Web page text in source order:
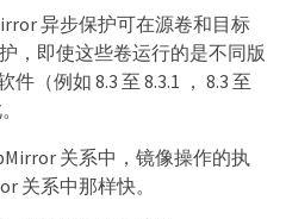
异步保护可在源卷和目标
，即使这些卷运行的是不同版
件（例如 8.3 至 8.3.1 ， 8.3 至
关系中，镜像操作的执
关系中那样快。